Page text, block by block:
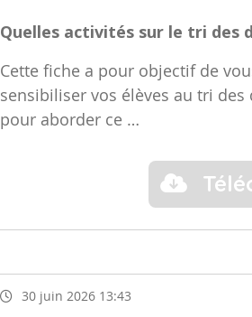
Quelles activités sur le tri des
Cette fiche a pour objectif de
sensibiliser vos élèves au tri
pour aborder ce …
30 juin 2026 13:43